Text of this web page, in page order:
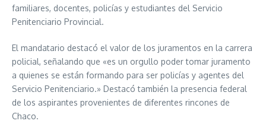
familiares, docentes, policías y estudiantes del Servicio
Penitenciario Provincial.
El mandatario destacó el valor de los juramentos en la carrera
policial, señalando que «es un orgullo poder tomar juramento
a quienes se están formando para ser policías y agentes del
Servicio Penitenciario.» Destacó también la presencia federal
de los aspirantes provenientes de diferentes rincones de
Chaco.